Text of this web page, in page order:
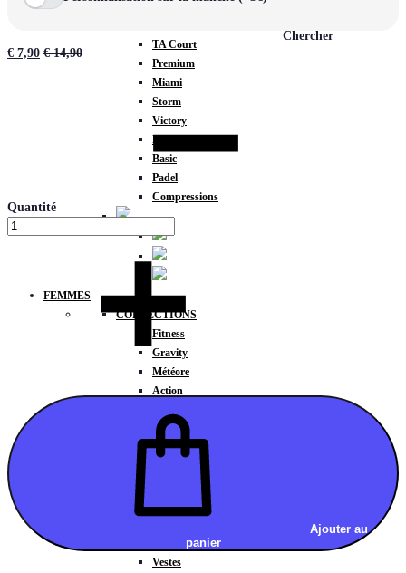
TA Court
Premium
Miami
Storm
Victory
Météore
Basic
Padel
Compressions
FEMMES
COLLECTIONS
Fitness
Gravity
Météore
Action
Brassières
Débardeurs
T-shirts manches courtes
T-shirts manches longues
Sweat-shirts
Sweats à capuche zippé
Vestes
Chercher
€ 7,90 €14,90
Quantité
Ajouter au
panier